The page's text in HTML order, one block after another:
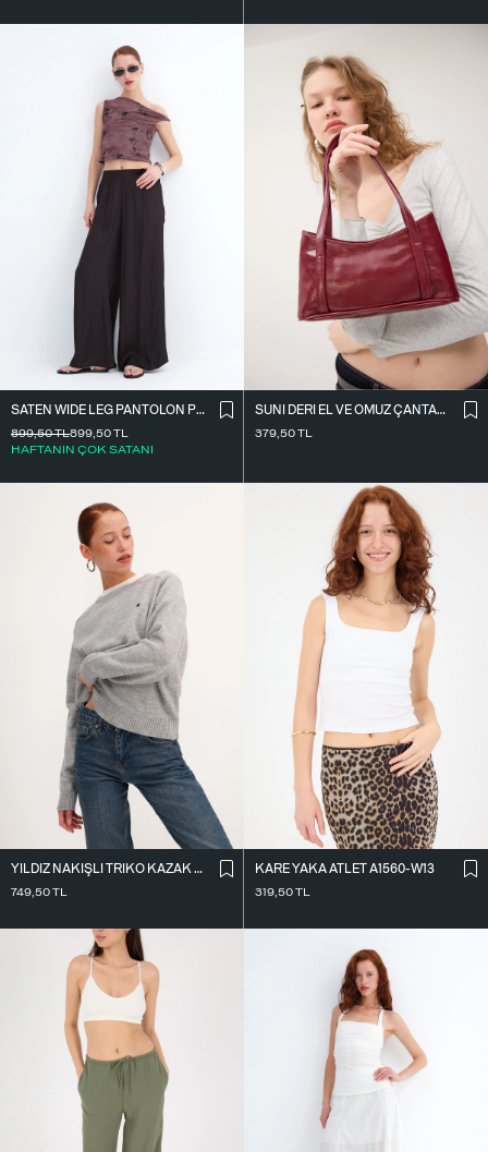
SATEN WIDE LEG PANTOLON PN17298
899,50TL
HAFTANIN ÇOK SATANI
899,50TL
SUNI DERI EL VE OMUZ ÇANTASI Ç09-G11
379,50TL
YILDIZ NAKIŞLI TRIKO KAZAK K3418-D4
749,50TL
KARE YAKA ATLET A1560-W13
319,50TL